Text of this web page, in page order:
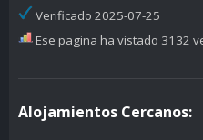
Verificado 2025-07-25
Ese pagina ha vistado 3132
Alojamientos Cercanos: